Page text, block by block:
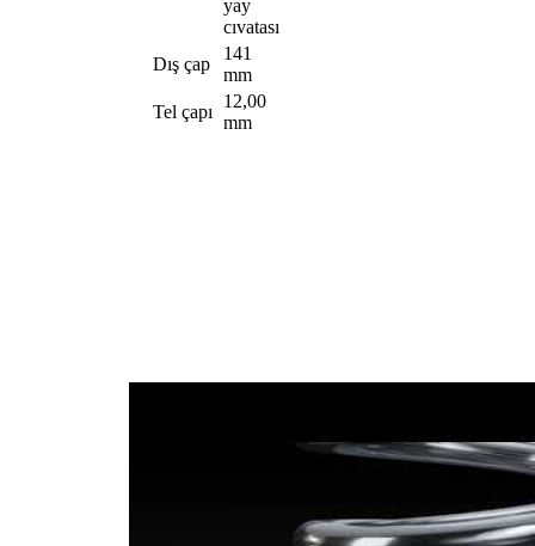
yay
cıvatası
Dış çap
141
mm
Tel çapı
12,00
mm